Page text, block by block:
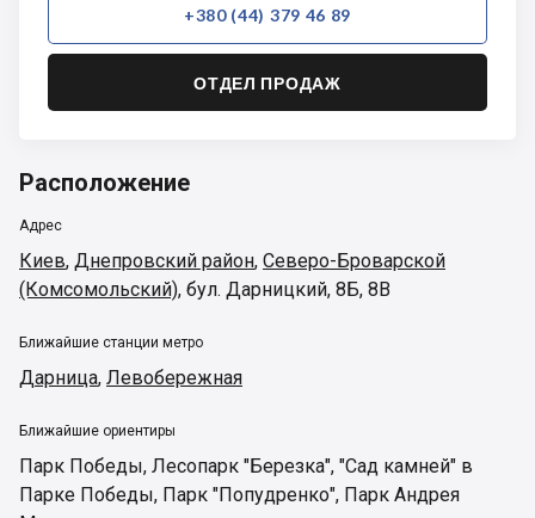
+380 (44) 379 46 89
ОТДЕЛ ПРОДАЖ
Расположение
Адрес
Киев, Днепровский район, Северо-Броварской
(Комсомольский), бул. Дарницкий, 8Б, 8В
Ближайшие станции метро
Дарница, Левобережная
Ближайшие ориентиры
Парк Победы, Лесопарк "Березка", "Сад камней" в
Парке Победы, Парк "Попудренко", Парк Андрея